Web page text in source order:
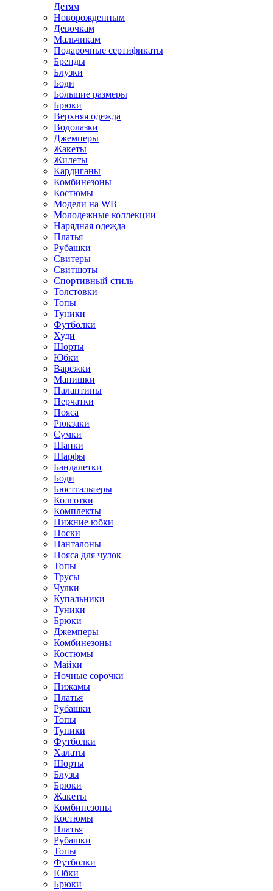
Детям
Новорожденным
Девочкам
Мальчикам
Подарочные сертификаты
Бренды
Блузки
Боди
Большие размеры
Брюки
Верхняя одежда
Водолазки
Джемперы
Жакеты
Жилеты
Кардиганы
Комбинезоны
Костюмы
Модели на WB
Молодежные коллекции
Нарядная одежда
Платья
Рубашки
Свитеры
Свитшоты
Спортивный стиль
Толстовки
Топы
Туники
Футболки
Худи
Шорты
Юбки
Варежки
Манишки
Палантины
Перчатки
Пояса
Рюкзаки
Сумки
Шапки
Шарфы
Бандалетки
Боди
Бюстгальтеры
Колготки
Комплекты
Нижние юбки
Носки
Панталоны
Поясa для чулок
Топы
Трусы
Чулки
Купальники
Туники
Брюки
Джемперы
Комбинезоны
Костюмы
Майки
Ночные сорочки
Пижамы
Платья
Рубашки
Топы
Туники
Футболки
Халаты
Шорты
Блузы
Брюки
Жакеты
Комбинезоны
Костюмы
Платья
Рубашки
Топы
Футболки
Юбки
Брюки